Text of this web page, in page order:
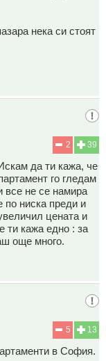
нека си стоят
39
2
да ти кажа, че
го гледам
все не се намира
по ниска преди и
цената и
ти кажа едно : за
още много.
13
5
в София.